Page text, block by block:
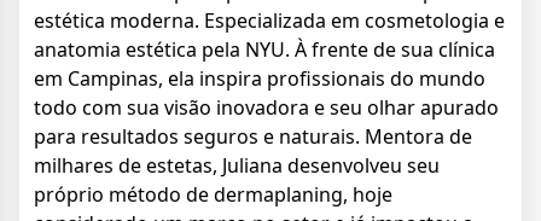
estética moderna. Especializada em cosmetologia e
anatomia estética pela NYU. À frente de sua clínica
em Campinas, ela inspira profissionais do mundo
todo com sua visão inovadora e seu olhar apurado
para resultados seguros e naturais. Mentora de
milhares de estetas, Juliana desenvolveu seu
próprio método de dermaplaning, hoje